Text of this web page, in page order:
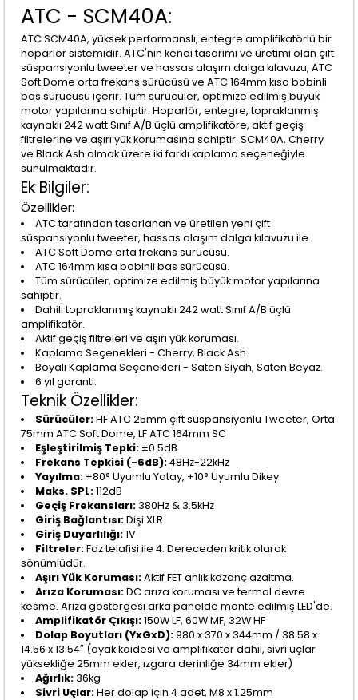
ATC - SCM40A:
ATC SCM40A, yüksek performanslı, entegre amplifikatörlü bir
hoparlör sistemidir. ATC'nin kendi tasarımı ve üretimi olan çift
süspansiyonlu tweeter ve hassas alaşım dalga kılavuzu, ATC
Soft Dome orta frekans sürücüsü ve ATC 164mm kısa bobinli
bas sürücüsü içerir. Tüm sürücüler, optimize edilmiş büyük
motor yapılarına sahiptir. Hoparlör, entegre, topraklanmış
kaynaklı 242 watt Sınıf A/B üçlü amplifikatöre, aktif geçiş
filtrelerine ve aşırı yük korumasına sahiptir. SCM40A, Cherry
ve Black Ash olmak üzere iki farklı kaplama seçeneğiyle
sunulmaktadır.
Ek Bilgiler:
Özellikler:
ATC tarafından tasarlanan ve üretilen yeni çift
süspansiyonlu tweeter, hassas alaşım dalga kılavuzu ile.
ATC Soft Dome orta frekans sürücüsü.
ATC 164mm kısa bobinli bas sürücüsü.
Tüm sürücüler, optimize edilmiş büyük motor yapılarına
sahiptir.
Dahili topraklanmış kaynaklı 242 watt Sınıf A/B üçlü
amplifikatör.
Aktif geçiş filtreleri ve aşırı yük koruması.
Kaplama Seçenekleri - Cherry, Black Ash.
Boyalı Kaplama Seçenekleri - Saten Siyah, Saten Beyaz.
6 yıl garanti.
Teknik Özellikler:
Sürücüler:HF ATC 25mm çift süspansiyonlu Tweeter, Orta
75mm ATC Soft Dome, LF ATC 164mm SC
Eşleştirilmiş Tepki: ±0.5dB
Frekans Tepkisi (-6dB):48Hz-22kHz
Yayılma: ±80° Uyumlu Yatay, ±10° Uyumlu Dikey
Maks. SPL:112dB
Geçiş Frekansları: 380Hz & 3.5kHz
Giriş Bağlantısı:Dişi XLR
Giriş Duyarlılığı:1V
Filtreler:Faz telafisi ile 4. Dereceden kritik olarak
sönümlüdür.
Aşırı Yük Koruması:Aktif FET anlık kazanç azaltma.
Arıza Koruması:DC arıza koruması ve termal devre
kesme. Arıza göstergesi arka panelde monte edilmiş LED'de.
Amplifikatör Çıkışı:150W LF, 60W MF, 32W HF
Dolap Boyutları (YxGxD):980 x 370 x 344mm / 38.58 x
14.56 x 13.54″ (ayak kaidesi ve amplifikatör dahil, sivri uçlar
yüksekliğe 25mm ekler, ızgara derinliğe 34mm ekler)
Ağırlık: 36kg
Sivri Uçlar:Her dolap için 4 adet, M8 x 1.25mm